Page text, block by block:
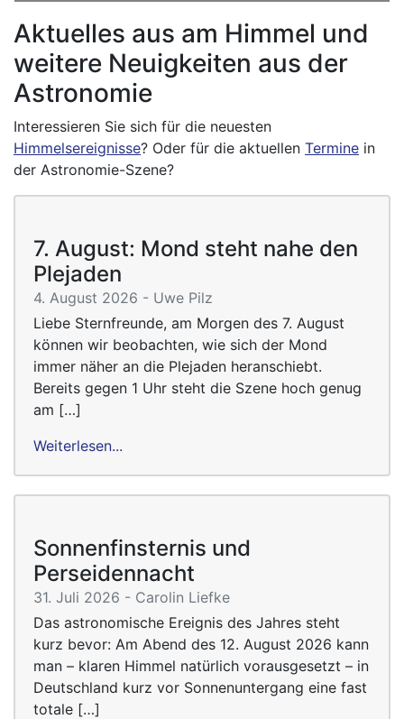
Astronomie als Hobby
Astronomie für Mitglieder
Aktuelles aus am Himmel und
weitere Neuigkeiten aus der
Astronomie
Interessieren Sie sich für die neuesten
Himmelsereignisse? Oder für die aktuellen Termine in
der Astronomie-Szene?
7. August: Mond steht nahe den
Plejaden
4. August 2026 - Uwe Pilz
Liebe Sternfreunde, am Morgen des 7. August
können wir beobachten, wie sich der Mond
immer näher an die Plejaden heranschiebt.
Bereits gegen 1 Uhr steht die Szene hoch genug
am […]
Weiterlesen...
Sonnenfinsternis und
Perseidennacht
31. Juli 2026 - Carolin Liefke
Das astronomische Ereignis des Jahres steht
kurz bevor: Am Abend des 12. August 2026 kann
man – klaren Himmel natürlich vorausgesetzt – in
Deutschland kurz vor Sonnenuntergang eine fast
totale […]